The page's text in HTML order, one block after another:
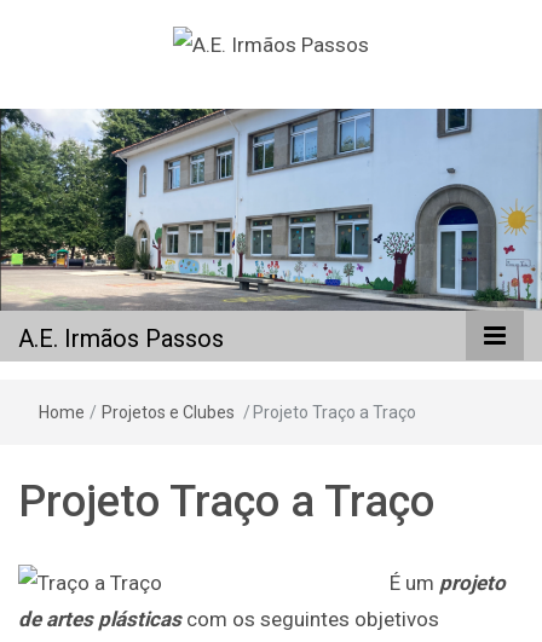
A.E. Irmãos
Passos
A.E. Irmãos Passos
Home / Projetos e Clubes / Projeto Traço a Traço
Projeto Traço a Traço
É um projeto
de artes plásticascom os seguintes objetivos